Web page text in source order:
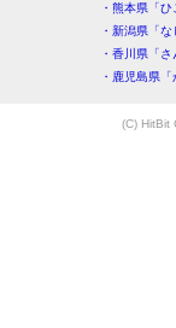
・熊本県「
・新潟県「
・香川県「
・鹿児島県
(C) HitBit